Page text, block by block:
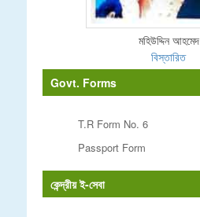
মহিউদ্দিন আহমেদ
বিস্তারিত
Govt. Forms
T.R Form No. 6
Passport Form
কেন্দ্রীয় ই-সেবা